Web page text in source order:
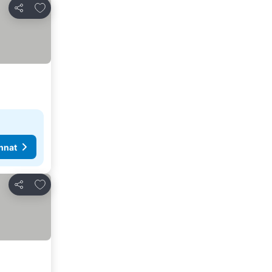
Jaa
Lisää suosikkeihin
Jaa
Lisää suosikkeihin